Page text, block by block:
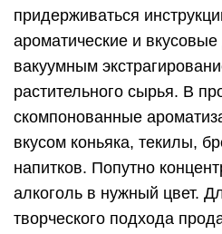
придерживаться
ароматические и
вакуумным
растительного сырья. В
скомпонованные
вкусом коньяка, текилы,
напитков. Попутно
алкоголь в нужный цвет.
творческого подхода